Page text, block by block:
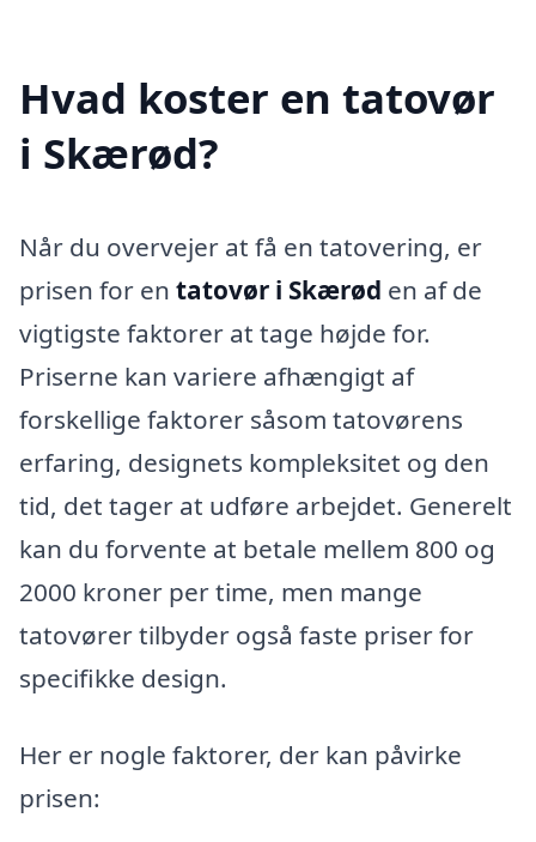
Hvad koster en tatovør
i Skærød?
Når du overvejer at få en tatovering, er
prisen for en tatovør i Skærød en af de
vigtigste faktorer at tage højde for.
Priserne kan variere afhængigt af
forskellige faktorer såsom tatovørens
erfaring, designets kompleksitet og den
tid, det tager at udføre arbejdet. Generelt
kan du forvente at betale mellem 800 og
2000 kroner per time, men mange
tatovører tilbyder også faste priser for
specifikke design.
Her er nogle faktorer, der kan påvirke
prisen: